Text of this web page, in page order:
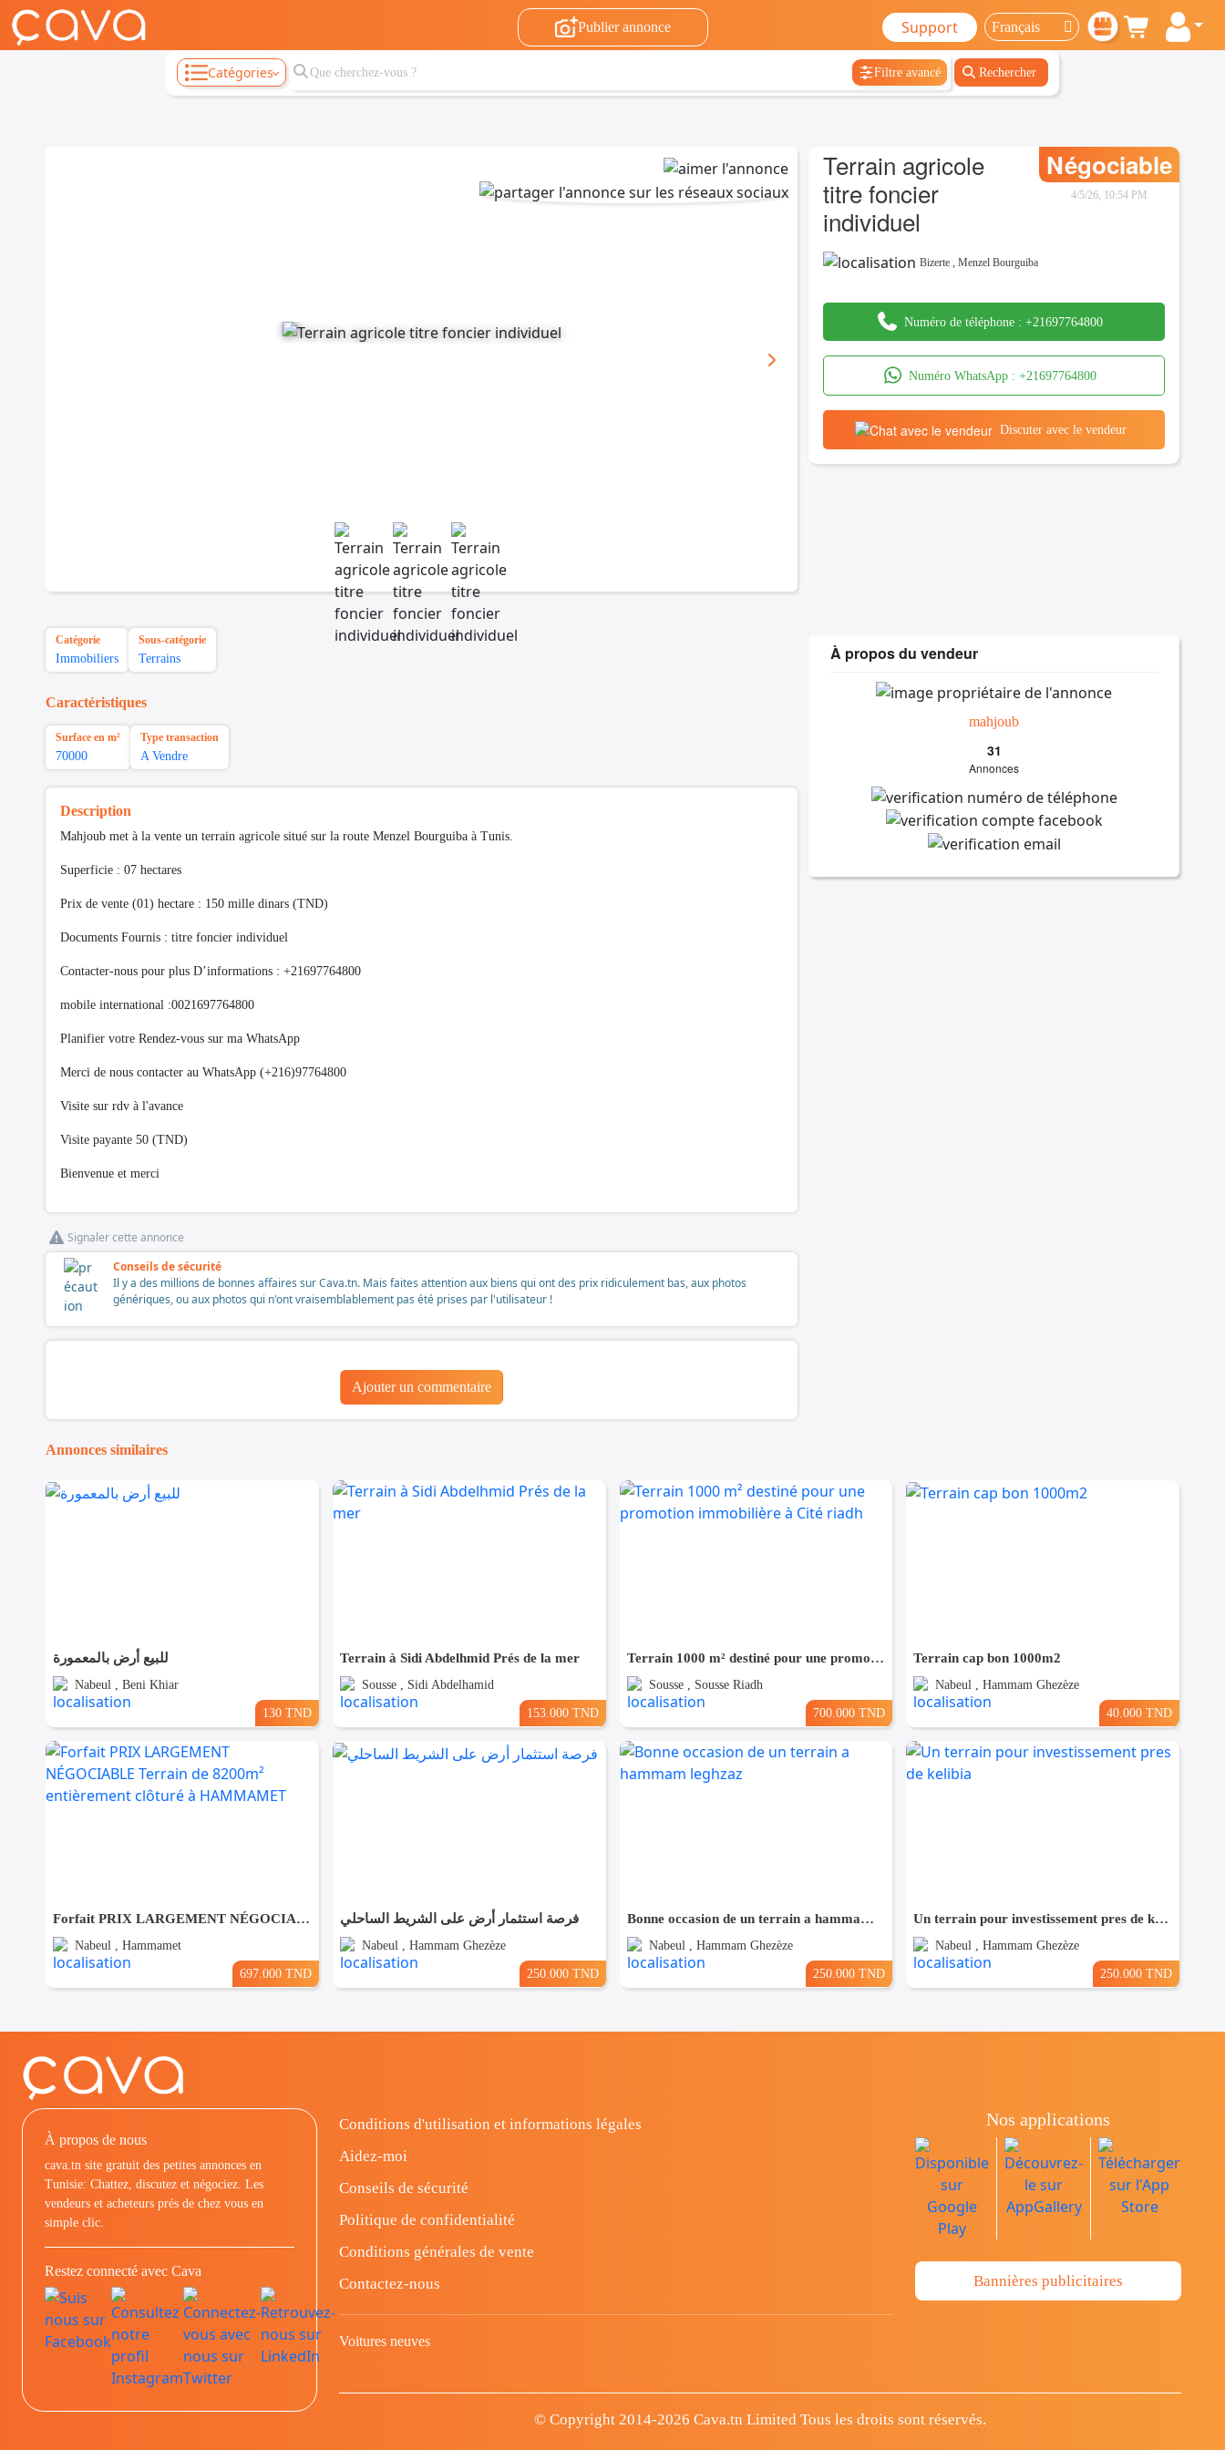
Publier annonce Support
Catégories Filtre avancé Rechercher
Terrain agricole
titre foncier
individuel
Négociable
4/5/26, 10:54 PM
Bizerte ,Menzel Bourguiba
Numéro de téléphone :+21697764800
Numéro WhatsApp : +21697764800
Discuter avec le vendeur
Catégorie
Immobiliers
Sous-catégorie
Terrains
Caractéristiques
Surface en m²
70000
Type transaction
A Vendre
Description
Mahjoub met à la vente un terrain agricole situé sur la route Menzel Bourguiba à Tunis.
Superficie : 07 hectares
Prix de vente (01) hectare : 150 mille dinars (TND)
Documents Fournis : titre foncier individuel
Contacter-nous pour plus D’informations : +21697764800
mobile international :0021697764800
Planifier votre Rendez-vous sur ma WhatsApp
Merci de nous contacter au WhatsApp (+216)97764800
Visite sur rdv à l'avance
Visite payante 50 (TND)
Bienvenue et merci
Signaler cette annonce
Conseils de sécurité
Il y a des millions de bonnes affaires sur Cava.tn. Mais faites attention aux biens qui ont des prix ridiculement bas, aux photos
génériques, ou aux photos qui n'ont vraisemblablement pas été prises par l'utilisateur !
Ajouter un commentaire
À propos du vendeur
mahjoub
31
Annonces
Annonces similaires
للبيع أرض بالمعمورة
Nabeul , Beni Khiar
130 TND
Terrain à Sidi Abdelhmid Prés de la mer
Sousse , Sidi Abdelhamid
153.000 TND
Terrain 1000 m² destiné pour une promotion immobilière à Cité riadh
Sousse , Sousse Riadh
700.000 TND
Terrain cap bon 1000m2
Nabeul , Hammam Ghezèze
40.000 TND
Forfait PRIX LARGEMENT NÉGOCIABLE Terrain de 8200m² entièrement clôturé à HAMMAMET
Nabeul , Hammamet
697.000 TND
فرصة استثمار أرض على الشريط الساحلي
Nabeul , Hammam Ghezèze
250.000 TND
Bonne occasion de un terrain a hammam leghzaz
Nabeul , Hammam Ghezèze
250.000 TND
Un terrain pour investissement pres de kelibia
Nabeul , Hammam Ghezèze
250.000 TND
À propos de nous
cava.tn site gratuit des petites annonces en
Tunisie: Chattez, discutez et négociez. Les
vendeurs et acheteurs prés de chez vous en
simple clic.
Restez connecté avec Cava
Conditions d'utilisation et informations légales
Aidez-moi
Conseils de sécurité
Politique de confidentialité
Conditions générales de vente
Contactez-nous
Voitures neuves
Nos applications
Bannières publicitaires
© Copyright 2014-2026 Cava.tn Limited Tous les droits sont réservés.